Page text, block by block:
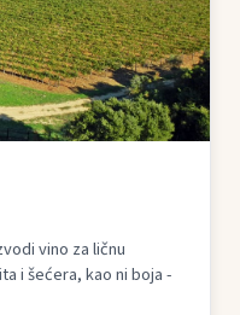
vino za ličnu
i šećera, kao ni boja -